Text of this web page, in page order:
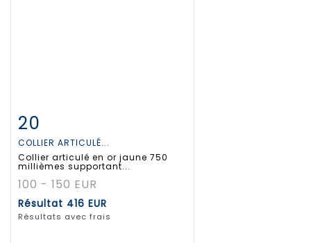
Fiche détaillée
20
COLLIER ARTICULÉ...
Collier articulé en or jaune 750
millièmes supportant...
100 - 150 EUR
Résultat 416 EUR
Résultats avec frais